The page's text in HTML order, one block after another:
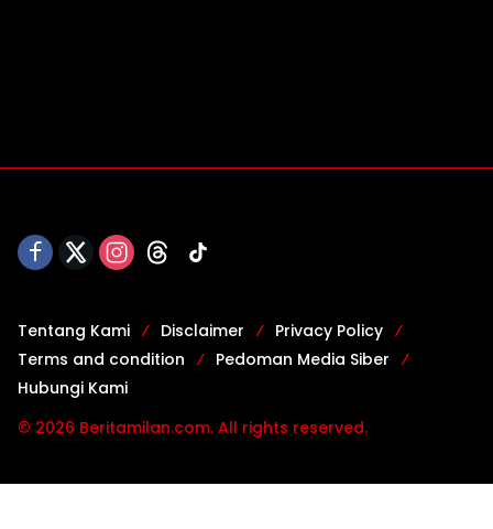
Tentang Kami Disclaimer
Privacy Policy
Terms and condition
Pedoman Media Siber
Hubungi Kami
© 2026 Beritamilan.com. All rights reserved.